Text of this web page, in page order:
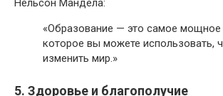
Нельсон Мандела:
«Образование — это самое мощное
которое вы можете использовать,
изменить мир.»
5. Здоровье и благополучие